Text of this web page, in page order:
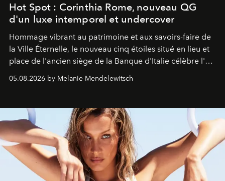
Hot Spot : Corinthia Rome, nouveau QG
d'un luxe intemporel et undercover
Hommage vibrant au patrimoine et aux savoirs-faire de
la Ville Éternelle, le nouveau cinq étoiles situé en lieu et
place de l'ancien siège de la Banque d'Italie célèbre l'art
de vivre Romain dans toute son élégance intemporelle.
05.08.2026 by Melanie Mendelewitsch